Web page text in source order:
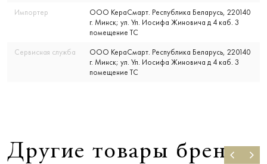
Импортер
ООО КераСмарт. Республика Беларусь, 220140
г. Минск; ул. Ул. Иосифа Жиновича д 4 каб. 3
помещение ТС
Сервисная служба
ООО КераСмарт. Республика Беларусь, 220140
г. Минск; ул. Ул. Иосифа Жиновича д 4 каб. 3
помещение ТС
Другие товары бренда